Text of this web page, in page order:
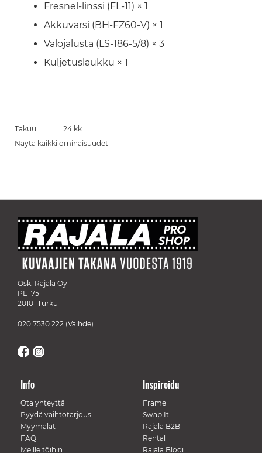
Fresnel-linssi (FL-11) × 1
Akkuvarsi (BH-FZ60-V) × 1
Valojalusta (LS-186-5/8) × 3
Kuljetuslaukku × 1
Takuu
24 kk
Näytä kaikki ominaisuudet
Osk. Rajala Oy
PL 175
20101 Turku
020 7530 222 (Vaihde)
Info
Ota yhteyttä
Pyydä vaihtotarjous
Myymälät
FAQ
Meille töihin
Inspiroidu
Frame
Swap It
Rajala B2B
Rental
Rajala Blogi